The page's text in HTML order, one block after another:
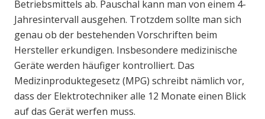
Betriebsmittels ab. Pauschal kann man von einem 4-
Jahresintervall ausgehen. Trotzdem sollte man sich
genau ob der bestehenden Vorschriften beim
Hersteller erkundigen. Insbesondere medizinische
Geräte werden häufiger kontrolliert. Das
Medizinproduktegesetz (MPG) schreibt nämlich vor,
dass der Elektrotechniker alle 12 Monate einen Blick
auf das Gerät werfen muss.